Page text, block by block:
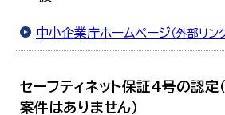
中小企業庁ホームページ （外部リン
セーフティネット保証4号の認定
案件はありません）